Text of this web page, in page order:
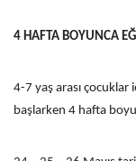
4 HAFTA BOYUNCA
4-7 yaş arası
başlarken 4 hafta